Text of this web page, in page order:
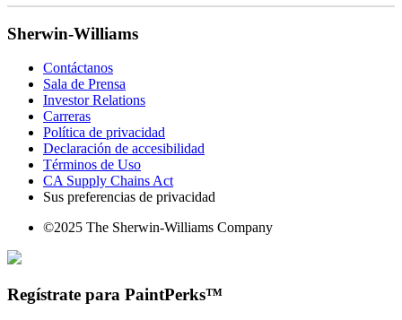
Sherwin-Williams
Contáctanos
Sala de Prensa
Investor Relations
Carreras
Política de privacidad
Declaración de accesibilidad
Términos de Uso
CA Supply Chains Act
Sus preferencias de privacidad
©2025 The Sherwin-Williams Company
Regístrate para PaintPerks™